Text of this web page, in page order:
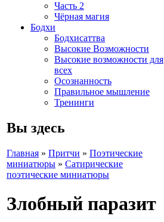
Часть 2
Чёрная магия
Бодхи
Бодхисаттва
Высокие Возможности
Высокие возможности для
всех
Осознанность
Правильное мышление
Тренинги
Вы здесь
Главная » Притчи » Поэтические
миниатюры » Сатирические
поэтические миниатюры
Злобный паразит